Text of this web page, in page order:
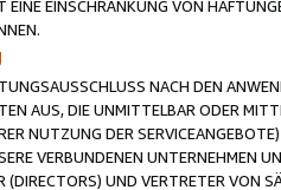
EINE EINSCHRÄNKUNG VON
NACH DEN
AUS, DIE UNMITTELBAR ODER
NUTZUNG DER
VERBUNDENEN UNTERNEHMEN
(DIRECTORS) UND VERTRETER VON